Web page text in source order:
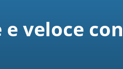
veloce con